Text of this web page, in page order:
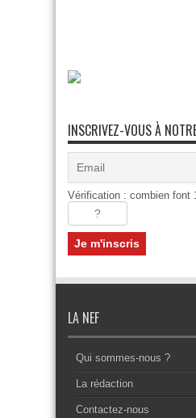
INSCRIVEZ-VOUS À
Vérification : combien font
LA NEF
Qui sommes-nous ?
La rédaction
Contactez-nous